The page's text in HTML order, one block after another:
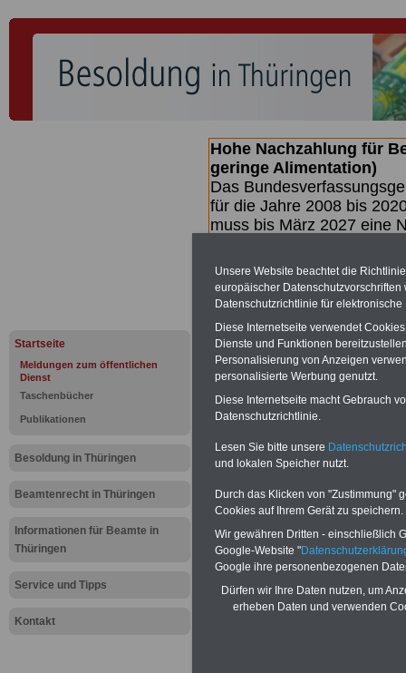
Startseite
Meldungen zum öffentlichen
Dienst
Taschenbücher
Publikationen
Besoldung in Thüringen
Beamtenrecht in Thüringen
Informationen für Beamte in
Thüringen
Service und Tipps
Kontakt
Hohe Nachzahlung für
geringe Alimentation)
Das
für die Jahre 2008 bis
muss bis März 2027 eine
(Beamte &
geben (Medienberichten
mind.3.000 und 13.000
hierzu eine Broschüre
des Gesetzentwurfs der
Quartal.2026 >>>
zur
Meldung
22,50 Euro: Wissenswertes für
und Beamte,
Unsere Website beachtet die
europäischer
Datenschutzrichtlinie für
Diese Internetseite verwendet
Dienste und Funktionen
Personalisierung von Anzeigen
personalisierte Werbung genutzt.
Diese Internetseite macht Gebrauch
Datenschutzrichtlinie.
Lesen Sie bitte unsere
und lokalen Speicher nutzt.
Durch das Klicken von "Zustimmung"
Cookies auf Ihrem Gerät zu speichern.
Wir gewähren Dritten - einschließlich
Google-Website "
Google ihre personenbezogenen
Dürfen wir Ihre Daten nutzen, um
erheben Daten und verwenden